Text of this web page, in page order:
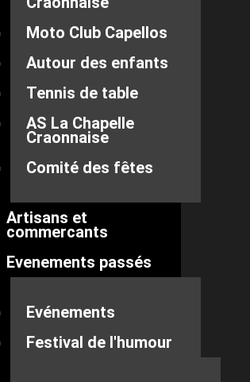
Moto Club Capellos
Autour des enfants
Tennis de table
AS La Chapelle
Craonnaise
Comité des fêtes
Artisans et
commercants
Evenements passés
Evénements
Festival de l'humour